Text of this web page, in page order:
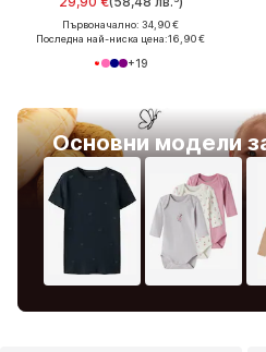
Първоначално: 34,90 €
Последна най-ниска цена:16,90 €
+19
Основни модели